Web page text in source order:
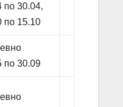
по 30.04,
по 15.10
по 30.09